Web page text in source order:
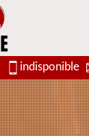
indisponible